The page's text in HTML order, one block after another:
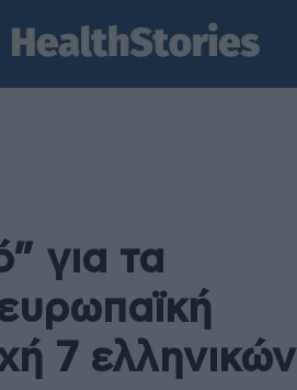
για τα
7 ελληνικών